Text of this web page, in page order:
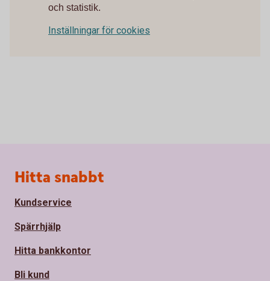
och statistik.
Inställningar för cookies
Sidfot
Hitta snabbt
Kundservice
Spärrhjälp
Hitta bankkontor
Bli kund